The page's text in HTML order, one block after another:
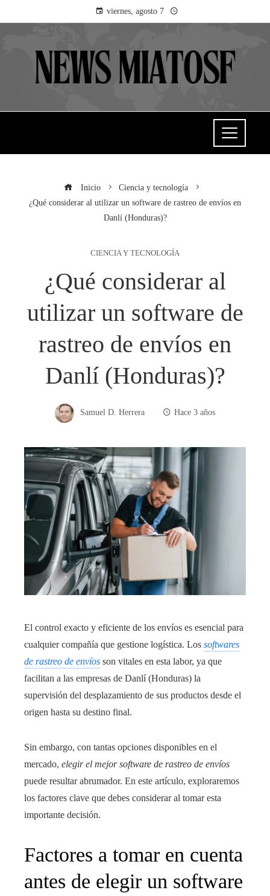
viernes, agosto 7
Inicio
Ciencia y tecnología
¿Qué considerar al utilizar un software de rastreo de envíos en
Danlí (Honduras)?
CIENCIA Y TECNOLOGÍA
¿Qué considerar al
utilizar un software de
rastreo de envíos en
Danlí (Honduras)?
Samuel D. Herrera Hace 3 años
El control exacto y eficiente de los envíos es esencial para
cualquier compañía que gestione logística. Los softwares
de rastreo de envíos son vitales en esta labor, ya que
facilitan a las empresas de Danlí (Honduras) la
supervisión del desplazamiento de sus productos desde el
origen hasta su destino final.
Sin embargo, con tantas opciones disponibles en el
mercado, elegir el mejor software de rastreo de envíos
puede resultar abrumador. En este artículo, exploraremos
los factores clave que debes considerar al tomar esta
importante decisión.
Factores a tomar en cuenta
antes de elegir un software